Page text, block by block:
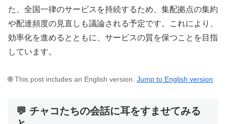
た、全国一律のサービスを持続するため、集配拠点の集約
や配達頻度の見直しも議論される予定です。これにより、
効率化を進めるとともに、サービスの質を保つことを目指
しています。
🌐 This post includes an English version. Jump to English version
💬 チャコたちの会話に耳をすませてみる